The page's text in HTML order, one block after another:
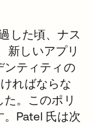
した頃、ナス
新しいアプリ
ンティティの
ればならな
。このポリ
Patel 氏は次